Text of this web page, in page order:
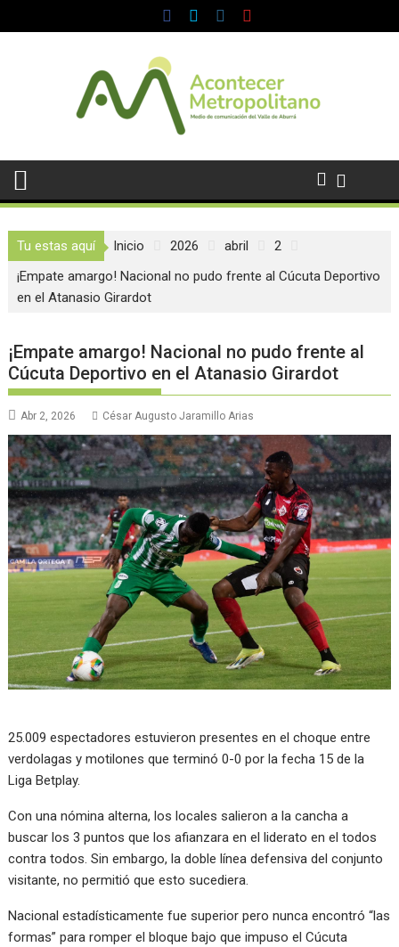
al
Tu estas aquí Inicio 2026 abril
2
¡Empate amargo! Nacional no pudo frente al Cúcuta Deportivo
en el Atanasio Girardot
¡Empate amargo! Nacional no pudo frente al
Cúcuta Deportivo en el Atanasio Girardot
Abr 2, 2026 César Augusto Jaramillo Arias
25.009 espectadores estuvieron presentes en el choque entre
verdolagas y motilones que terminó 0-0 por la fecha 15 de la
Liga Betplay.
Con una nómina alterna, los locales salieron a la cancha a
buscar los 3 puntos que los afianzara en el liderato en el todos
contra todos. Sin embargo, la doble línea defensiva del conjunto
visitante, no permitió que esto sucediera.
Nacional estadísticamente fue superior pero nunca encontró “las
formas” para romper el bloque bajo que impuso el Cúcuta